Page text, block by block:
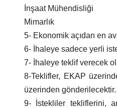
İnşaat Mühendisliği
Mimarlık
5- Ekonomik açıdan en
6- İhaleye sadece yerli
7- İhaleye teklif verecek
8-Teklifler, EKAP
üzerinden gönderilecektir.
9- İstekliler tekliflerini,